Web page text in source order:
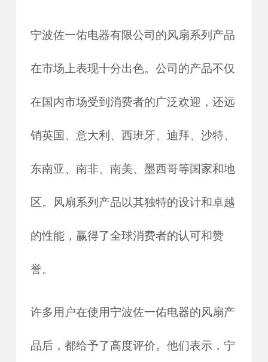
宁波佐一佑电器有限公司的风扇系列产品
在市场上表现十分出色。公司的产品不仅
在国内市场受到消费者的广泛欢迎，还远
销英国、意大利、西班牙、迪拜、沙特、
东南亚、南非、南美、墨西哥等国家和地
区。风扇系列产品以其独特的设计和卓越
的性能，赢得了全球消费者的认可和赞
誉。
许多用户在使用宁波佐一佑电器的风扇产
品后，都给予了高度评价。他们表示，宁